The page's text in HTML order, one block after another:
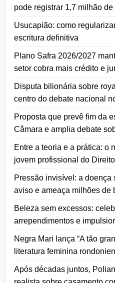
pode registrar 1,7 milhão
Usucapião: como
escritura definitiva
Plano Safra 2026/2027
setor cobra mais crédito e
Disputa bilionária sobre
centro do debate nacional
Proposta que prevê fim da
Câmara e amplia debate
Entre a teoria e a prática: o
jovem profissional do
Pressão invisível: a
aviso e ameaça milhões de
Beleza sem excessos:
arrependimentos e
Negra Mari lança “A tão
literatura feminina
Após décadas juntos,